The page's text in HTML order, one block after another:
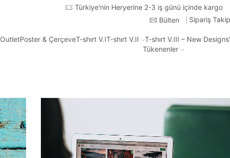
Türkiye'nin Heryerine 2-3 iş günü içinde kargo
Bülten Sipariş Takip
OutletPoster & ÇerçeveT-shırt V.IT-shırt V.II
T-shırt V.III – New
Tükenenler